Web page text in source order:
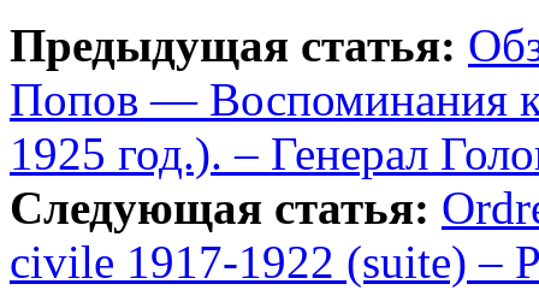
Предыдущая статья:
Попов — Воспоминания
1925 год.). – Генерал
Следующая статья:
civile 1917-1922 (suite) –